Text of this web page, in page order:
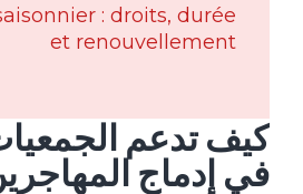
: droits, durée
et renouvellement
كيف تدعم
في إدماج